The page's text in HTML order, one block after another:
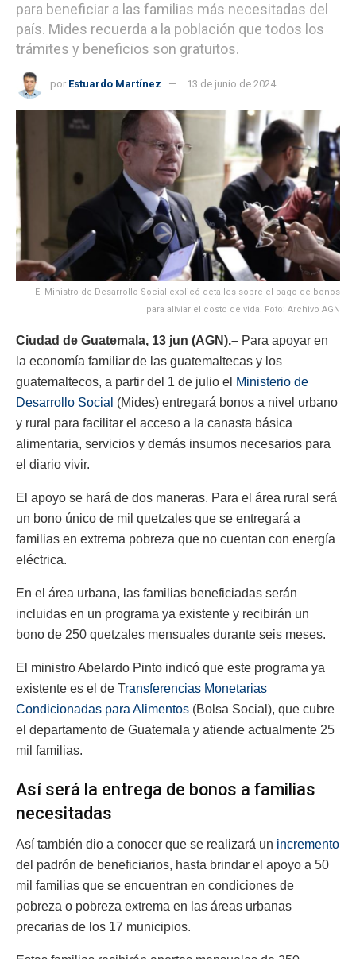
para beneficiar a las familias más necesitadas del
país. Mides recuerda a la población que todos los
trámites y beneficios son gratuitos.
por Estuardo Martínez 13 de junio de 2024
El Ministro de Desarrollo Social explicó detalles sobre el pago de bonos
para aliviar el costo de vida. Foto: Archivo AGN
Ciudad de Guatemala, 13 jun (AGN).– Para apoyar en
la economía familiar de las guatemaltecas y los
guatemaltecos, a partir del 1 de julio el Ministerio de
Desarrollo Social (Mides) entregará bonos a nivel urbano
y rural para facilitar el acceso a la canasta básica
alimentaria, servicios y demás insumos necesarios para
el diario vivir.
El apoyo se hará de dos maneras. Para el área rural será
un bono único de mil quetzales que se entregará a
familias en extrema pobreza que no cuentan con energía
eléctrica.
En el área urbana, las familias beneficiadas serán
incluidas en un programa ya existente y recibirán un
bono de 250 quetzales mensuales durante seis meses.
El ministro Abelardo Pinto indicó que este programa ya
existente es el de Transferencias Monetarias
Condicionadas para Alimentos (Bolsa Social), que cubre
el departamento de Guatemala y atiende actualmente 25
mil familias.
Así será la entrega de bonos a familias
necesitadas
Así también dio a conocer que se realizará un incremento
del padrón de beneficiarios, hasta brindar el apoyo a 50
mil familias que se encuentran en condiciones de
pobreza o pobreza extrema en las áreas urbanas
precarias de los 17 municipios.